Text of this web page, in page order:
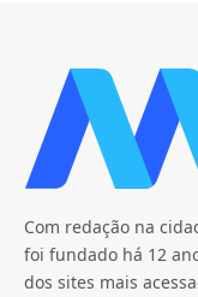
Com redação na
foi fundado há 12
dos sites mais